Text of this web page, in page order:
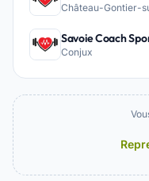
Château-Gontier-
Savoie Coach
Conjux